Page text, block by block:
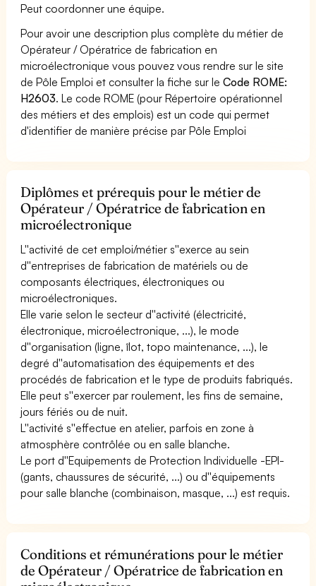
Peut coordonner une équipe.
Pour avoir une description plus complète du métier de
Opérateur / Opératrice de fabrication en
microélectronique vous pouvez vous rendre sur le site
de Pôle Emploi et consulter la fiche sur leCode ROME:
H2603. Le code ROME (pour Répertoire opérationnel
des métiers et des emplois) est un code qui permet
d'identifier de manière précise par Pôle Emploi
Diplômes et prérequis pour le métier de
Opérateur / Opératrice de fabrication en
microélectronique
L''activité de cet emploi/métier s''exerce au sein
d''entreprises de fabrication de matériels ou de
composants électriques, électroniques ou
microélectroniques.
Elle varie selon le secteur d''activité (électricité,
électronique, microélectronique, ...), le mode
d''organisation (ligne, îlot, topo maintenance, ...), le
degré d''automatisation des équipements et des
procédés de fabrication et le type de produits fabriqués.
Elle peut s''exercer par roulement, les fins de semaine,
jours fériés ou de nuit.
L''activité s''effectue en atelier, parfois en zone à
atmosphère contrôlée ou en salle blanche.
Le port d''Equipements de Protection Individuelle -EPI-
(gants, chaussures de sécurité, ...) ou d''équipements
pour salle blanche (combinaison, masque, ...) est requis.
Conditions et rémunérations pour le métier
de Opérateur / Opératrice de fabrication en